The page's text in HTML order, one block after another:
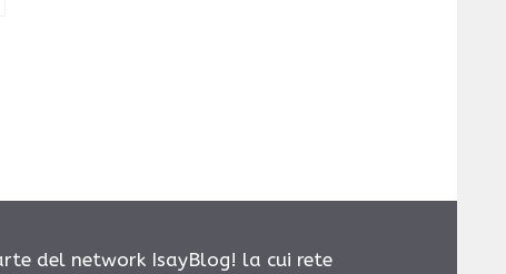
del network IsayBlog! la cui rete